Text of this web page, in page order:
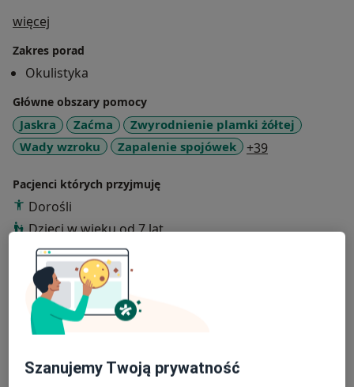
więcej
Zakres porad
Okulistyka
Główne obszary pomocy
Jaskra Zaćma
Zwyrodnienie plamki żółtej
Wady wzroku
Zapalenie spojówek +39
Pacjenci których przyjmuję
Dorośli
Dzieci w wieku od 7 lat
Rodzaje konsultacji
StacjonarneZobacz lokalizacje (2)
Konsultacje online
Zdjęcia i filmy
Szanujemy Twoją prywatność